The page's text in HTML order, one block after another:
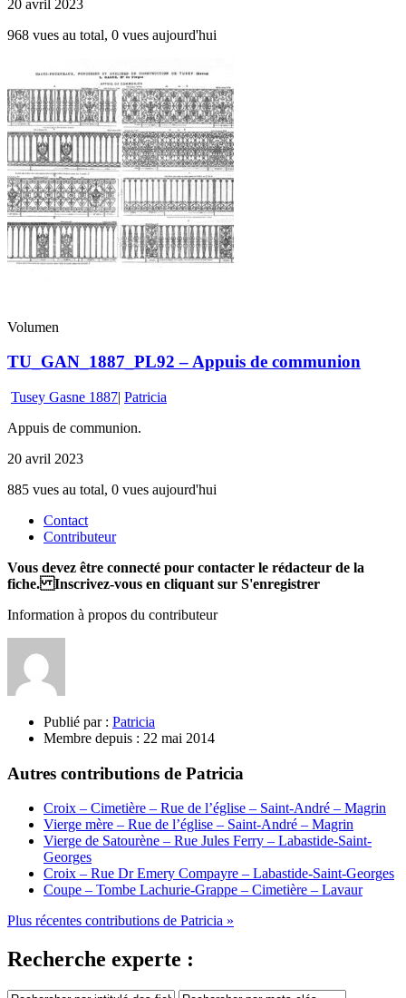
20 avril 2023
968 vues au total, 0 vues aujourd'hui
Volumen
TU_GAN_1887_PL92 – Appuis de communion
Tusey Gasne 1887| Patricia
Appuis de communion.
20 avril 2023
885 vues au total, 0 vues aujourd'hui
Contact
Contributeur
Vous devez être connecté pour contacter le rédacteur de la
fiche. Inscrivez-vous en cliquant sur S'enregistrer
Information à propos du contributeur
Publié par : Patricia
Membre depuis : 22 mai 2014
Autres contributions de Patricia
Croix – Cimetière – Rue de l’église – Saint-André – Magrin
Vierge mère – Rue de l’église – Saint-André – Magrin
Vierge de Satourène – Rue Jules Ferry – Labastide-Saint-
Georges
Croix – Rue Dr Emery Compayre – Labastide-Saint-Georges
Coupe – Tombe Lachurie-Grappe – Cimetière – Lavaur
Plus récentes contributions de Patricia »
Recherche experte :